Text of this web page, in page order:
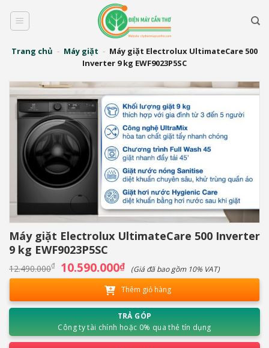
qua
dungTrang chủ - Máy giặt - Máy giặt Electrolux UltimateCare 500
Inverter 9 kg EWF9023P5SC
Máy giặt Electrolux UltimateCare 500 Inverter
9 kg EWF9023P5SC
12.490.000₫ Giá
gốc
là:
12.490.000₫.
10.590.000₫Giá
hiện
tại
là:
10.590.000₫.
(Giá đã bao gồm 10% VAT)
Thêm giỏ hàng
TRẢ GÓP
Công ty tài chính hoặc 0% qua thẻ tín dụng